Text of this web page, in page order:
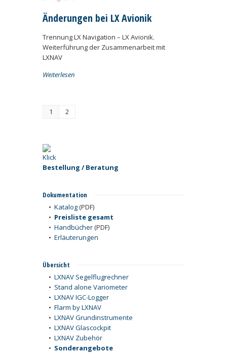
Änderungen bei LX Avionik
Trennung LX Navigation – LX Avionik.
Weiterführung der Zusammenarbeit mit
LXNAV
Weiterlesen
1 2
Bestellung / Beratung
Dokumentation
• Katalog(PDF)
• Preisliste gesamt
• Handbücher(PDF)
• Erläuterungen
Übersicht
• LXNAV Segelflugrechner
• Stand alone Variometer
• LXNAV IGC-Logger
• Flarm by LXNAV
• LXNAV Grundinstrumente
• LXNAV Glascockpit
• LXNAV Zubehör
• Sonderangebote